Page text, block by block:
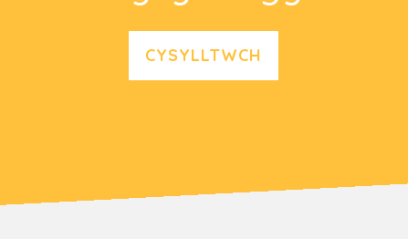
CYSYLLTWCH